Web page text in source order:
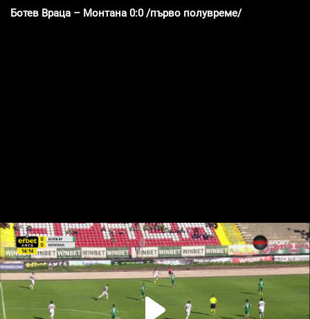
Ботев Враца – Монтана 0:0 /първо полувреме/